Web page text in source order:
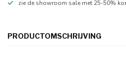
zie de showroom sale met 25-50%
PRODUCTOMSCHRIJVING